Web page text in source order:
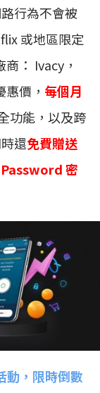
行為不會被
或地區限定
： Ivacy，
價， 每個月
功能，以及跨
還免費贈送
密
動，限時倒數